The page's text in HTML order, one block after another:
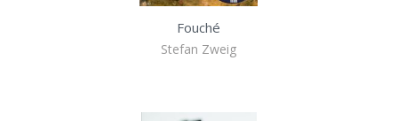
Fouché
Stefan Zweig